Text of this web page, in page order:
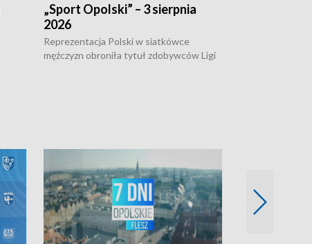
„Sport Opolski” – 3 sierpnia
2026
Reprezentacja Polski w siatkówce
mężczyzn obroniła tytuł zdobywców Ligi